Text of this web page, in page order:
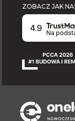
ZOBACZ JAK
4.9 Na